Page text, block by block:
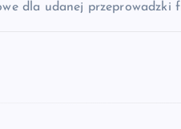
dla udanej przeprowadzki